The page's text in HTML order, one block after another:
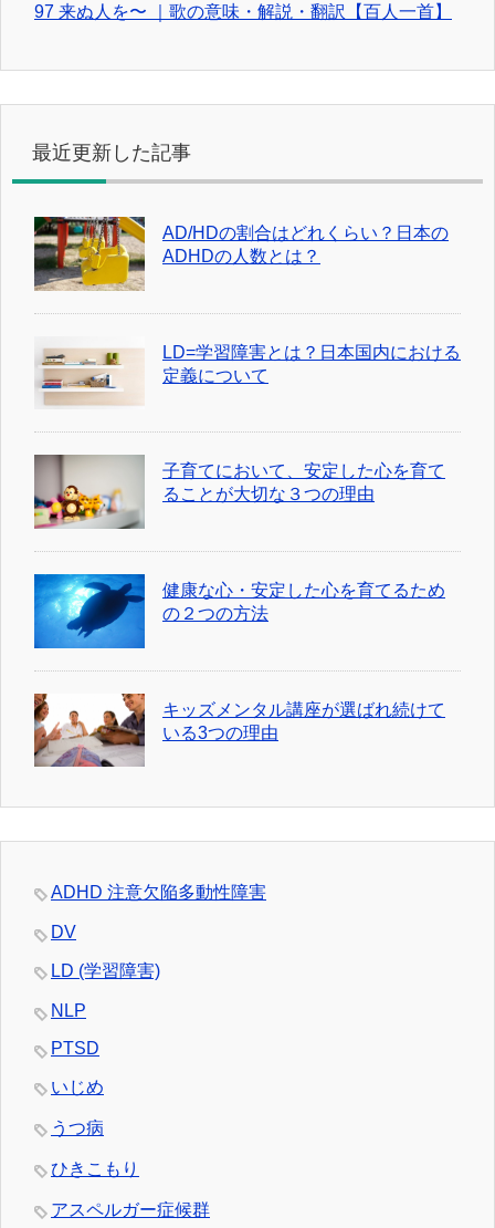
97 来ぬ人を〜 ｜歌の意味・解説・翻訳【百人一首】
最近更新した記事
AD/HDの割合はどれくらい？日本の
ADHDの人数とは？
LD=学習障害とは？日本国内における
定義について
子育てにおいて、安定した心を育て
ることが大切な３つの理由
健康な心・安定した心を育てるため
の２つの方法
キッズメンタル講座が選ばれ続けて
いる3つの理由
ADHD 注意欠陥多動性障害
DV
LD (学習障害)
NLP
PTSD
いじめ
うつ病
ひきこもり
アスペルガー症候群